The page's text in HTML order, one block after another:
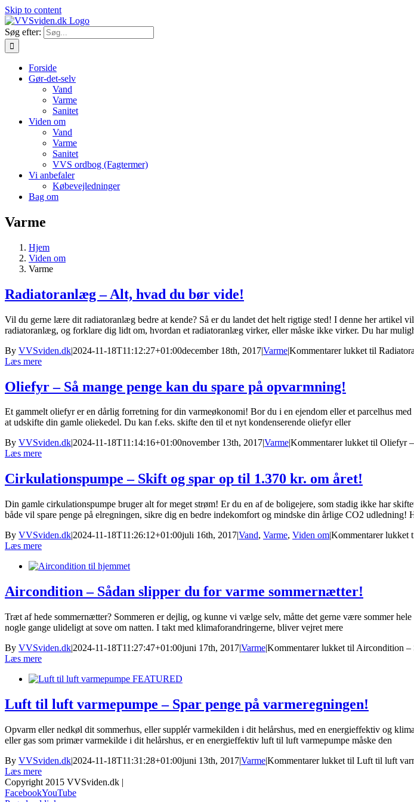
Skip to content
Søg efter:
Forside
Gør-det-selv
Vand
Varme
Sanitet
Viden om
Vand
Varme
Sanitet
VVS ordbog (Fagtermer)
Vi anbefaler
Købevejledninger
Bag om
Varme
Hjem
Viden om
Varme
Radiatoranlæg – Alt, hvad du bør vide!
Vil du gerne lære dit radiatoranlæg bedre at kende? Så er du landet det helt rigtige sted! I denne her artikel
radiatoranlæg, og forklare dig lidt om, hvordan et radiatoranlæg virker, eller måske ikke virker. Du har
By VVSviden.dk|2024-11-18T11:12:27+01:00december 18th, 2017|Varme|Kommentarer lukket til
Læs mere
Oliefyr – Så mange penge kan du spare på opvarmning!
Et gammelt oliefyr er en dårlig forretning for din varmeøkonomi! Bor du i en ejendom eller et parcelhus
at udskifte din gamle oliekedel. Du kan f.eks. skifte den til et nyt kondenserende oliefyr eller
By VVSviden.dk|2024-11-18T11:14:16+01:00november 13th, 2017|Varme|Kommentarer lukkettil Oliefyr –
Læs mere
Cirkulationspumpe – Skift og spar op til 1.370 kr. om året!
Din gamle cirkulationspumpe bruger alt for meget strøm! Er du en af de boligejere, som stadig ikke har
både vil spare penge på elregningen, sikre dig en bedre indekomfort og mindske din årlige CO2 udledning!
By VVSviden.dk|2024-11-18T11:26:12+01:00juli 16th, 2017|Vand, Varme, Viden om|Kommentarer lukket
Læs mere
Aircondition – Sådan slipper du for varme sommernætter!
Træt af hede sommernætter? Sommeren er dejlig, og kunne vi vælge selv, måtte det gerne være sommer
nogle gange ulideligt at sove om natten. I takt med klimaforandringerne, bliver vejret mere
By VVSviden.dk|2024-11-18T11:27:47+01:00juni 17th, 2017|Varme|Kommentarer lukket til Aircondition –
Læs mere
Luft til luft varmepumpe – Spar penge på varmeregningen!
Opvarm eller nedkøl dit sommerhus, eller supplér varmekilden i dit helårshus, med en energieffektiv og
eller gas som primær varmekilde i dit helårshus, er en energieffektiv luft til luft varmepumpe måske den
By VVSviden.dk|2024-11-18T11:31:28+01:00juni 13th, 2017|Varme|Kommentarer lukket til Luft til luft
Læs mere
Copyright 2015 VVSviden.dk |
FacebookYouTube